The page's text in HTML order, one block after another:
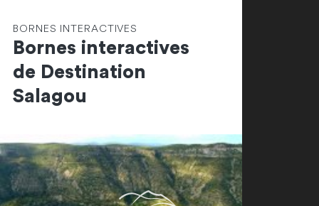
BORNES INTERACTIVES
Bornes interactives
de Destination
Salagou